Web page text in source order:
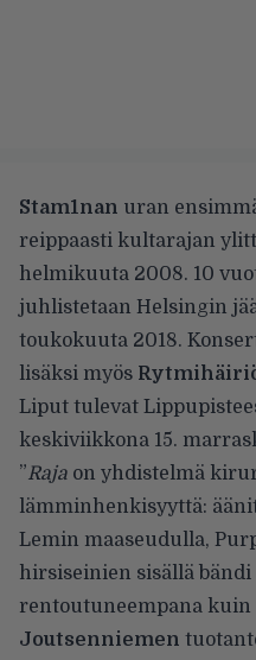
Stam1nan uran
reippaasti kultarajan
helmikuuta 2008. 10
juhlistetaan Helsingin
toukokuuta 2018.
lisäksi myös
Liput tulevat
keskiviikkona 15.
”Raja on yhdistelmä
lämminhenkisyyttä:
Lemin maaseudulla,
hirsiseinien sisällä
rentoutuneempana kuin
Joutsenniemen